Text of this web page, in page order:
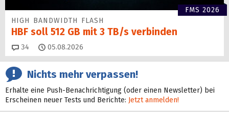
FMS 2026
HIGH BANDWIDTH FLASH
HBF soll 512 GB mit 3 TB/s verbinden
34 Kommentare
05.08.2026
Nichts mehr verpassen!
Erhalte eine Push-Benachrichtigung (oder einen Newsletter) bei
Erscheinen neuer Tests und Berichte: Jetzt anmelden!